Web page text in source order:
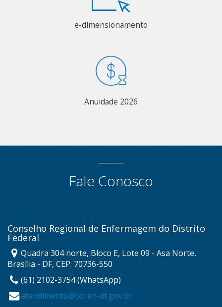
e-dimensionamento
Anuidade 2026
Fale Conosco
Conselho Regional de Enfermagem do Distrito
Federal
Quadra 304 norte, Bloco E, Lote 09 - Asa Norte,
Brasília - DF, CEP: 70736-550
(61) 2102-3754 (WhatsApp)
atendimento@coren-df.gov.br